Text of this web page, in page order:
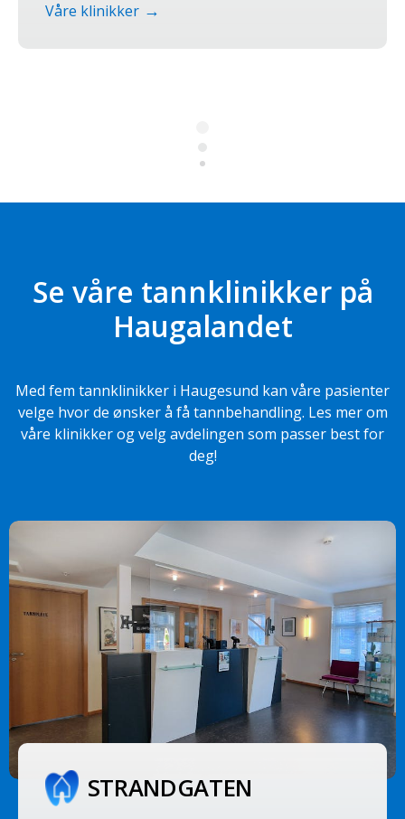
Våre klinikker
Se våre tannklinikker på
Haugalandet
Med fem tannklinikker i Haugesund kan våre pasienter
velge hvor de ønsker å få tannbehandling. Les mer om
våre klinikker og velg avdelingen som passer best for
deg!
STRAND­GATEN